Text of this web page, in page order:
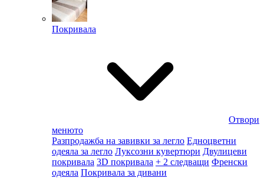
Покривала
Отвори
менюто
Разпродажба на завивки за легло Едноцветни
одеяла за легло Луксозни кувертюри Двулицеви
покривала 3D покривала + 2 следващи Френски
одеяла Покривала за дивани